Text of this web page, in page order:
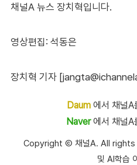
채널A 뉴스 장치혁입니다.
영상편집: 석동은
장치혁 기자
Daum에서 채널A
Naver에서 채널A
Copyright Ⓒ 채널A. All rights
및 AI학습